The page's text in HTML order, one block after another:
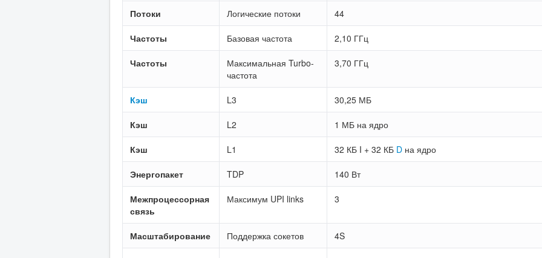
Потоки Логические потоки 44
Частоты Базовая частота 2,10 ГГц
Частоты
Максимальная Turbo-
частота
3,70 ГГц
Кэш L3 30,25 МБ
Кэш L2 1 МБ на ядро
Кэш L1 32 КБ I + 32 КБ D на ядро
Энергопакет TDP 140 Вт
Межпроцессорная
связь
Максимум UPI links 3
Масштабирование Поддержка сокетов 4S